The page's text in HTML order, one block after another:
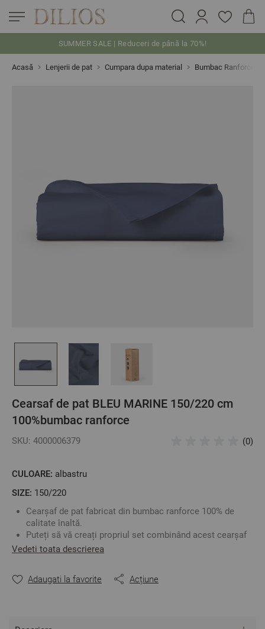
SUMMER SALE | Reduceri de până la 70%!
Acasă Lenjerii de pat Cumpara dupa material Bumbac Ranforce
Cearsaf de pat BLEU MARINE 150/220 cm
100%bumbac ranforce
SKU: 4000006379 (0)
CULOARE: albastru
SIZE: 150/220
Cearșaf de pat fabricat din bumbac ranforce 100% de
calitate înaltă.
Puteți să vă creați propriul set combinând acest cearșaf
de pat cu oricare față de pernă sau cearșaf de pilotă în
Culoare: Bleu Marine
Vedeti toata descrierea
Adaugati la favorite Acțiune